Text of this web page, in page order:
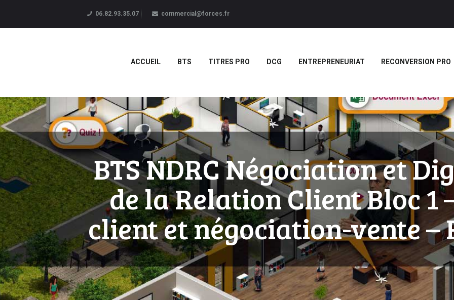
06.82.93.35.07 commercial@forces.fr
ACCUEIL BTS TITRES PRO DCG ENTREPRENEURIAT RECONVERSION PRO
BTS NDRC Négociation et
de la Relation Client Bloc 1
client et négociation-vente –
Forces LMS
BTS
DCG
RECONVERSION PRO
BOUTIQUE
MARQUE
BLANCHE/SCORM